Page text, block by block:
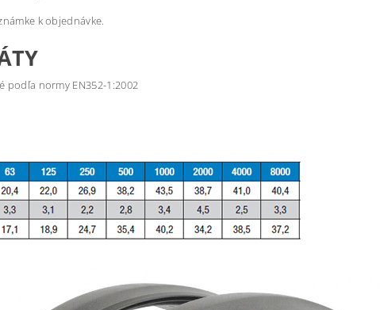
k objednávke.
podľa normy EN352-1:2002